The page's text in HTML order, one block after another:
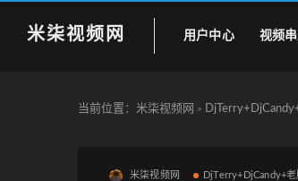
米柒视频网 用户中心 视频
当前位置： 米柒视频网 >
米柒视频网 DjTerry+DjCandy+